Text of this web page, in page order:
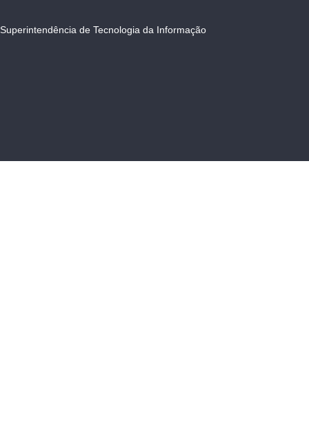
Superintendência de Tecnologia da Informação